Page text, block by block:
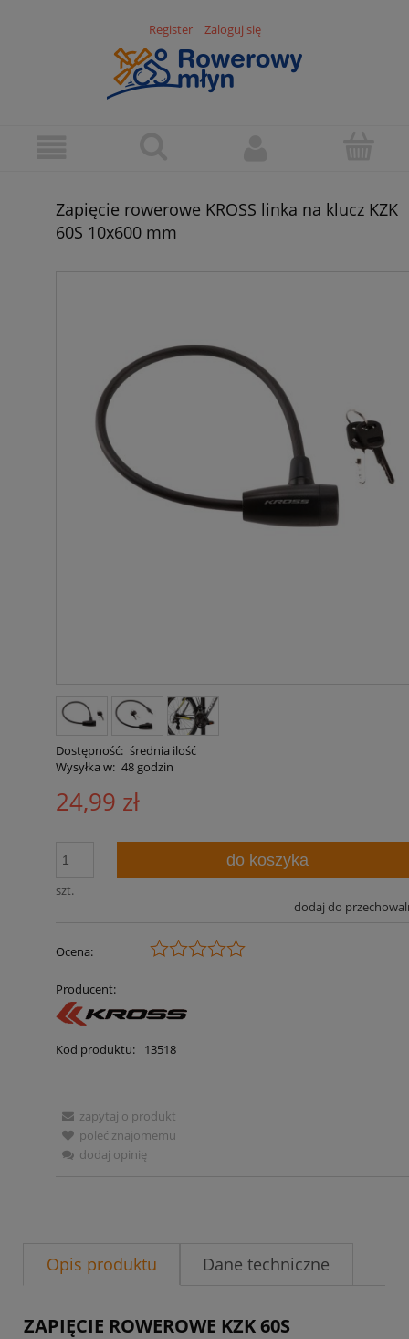
Register Zaloguj się
Zapięcie rowerowe KROSS linka na klucz KZK
60S 10x600 mm
Dostępność: średnia ilość
Wysyłka w: 48 godzin
24,99 zł
szt.
do koszyka
dodaj do
Ocena:
Producent:
Kod produktu: 13518
zapytaj o produkt
poleć znajomemu
dodaj opinię
Opis produktu Dane techniczne
ZAPIĘCIE ROWEROWE KZK 60S